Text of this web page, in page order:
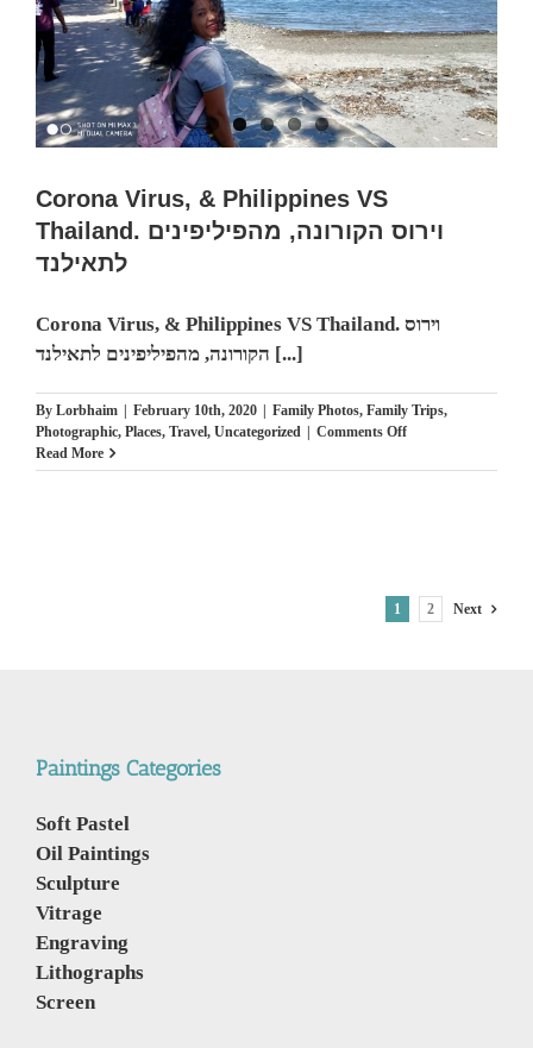
Corona Virus, & Philippines VS
Thailand. וירוס הקורונה, מהפיליפינים
לתאילנד
Corona Virus, & Philippines VS Thailand. וירוס
הקורונה, מהפיליפינים לתאילנד [...]
By Lorbhaim | February 10th, 2020 | Family Photos, Family Trips,
Photographic, Places, Travel, Uncategorized | Comments Offon
Virus,
הקורונה,
מהפיליפינים
Read More
1 2 Next
Paintings Categories
Soft Pastel
Oil Paintings
Sculpture
Vitrage
Engraving
Lithographs
Screen